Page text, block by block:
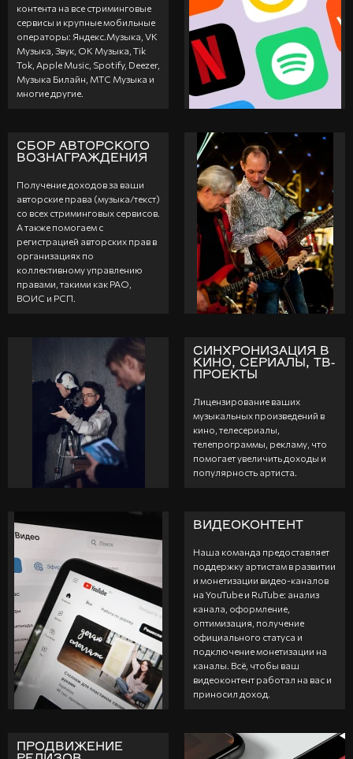
контента на все стриминговые
сервисы и крупные мобильные
операторы: Яндекс.Музыка, VK
Музыка, Звук, ОК Музыка, Tik
Tok, Apple Music, Spotify, Deezer,
Музыка Билайн, МТС Музыка и
многие другие.
СБОР АВТОРСКОГО
ВОЗНАГРАЖДЕНИЯ
Получение доходов за ваши
авторские права (музыка/текст)
со всех стриминговых сервисов.
А также помогаем с
регистрацией авторских прав в
организациях по
коллективному управлению
правами, такими как РАО,
ВОИС и РСП.
СИНХРОНИЗАЦИЯ В
КИНО, СЕРИАЛЫ, ТВ-
ПРОЕКТЫ
Лицензирование ваших
музыкальных произведений в
кино, телесериалы,
телепрограммы, рекламу, что
помогает увеличить доходы и
популярность артиста.
ВИДЕОКОНТЕНТ
Наша команда предоставляет
поддержку артистам в развитии
и монетизации видео-каналов
на YouTube и RuTube: анализ
канала, оформление,
оптимизация, получение
официального статуса и
подключение монетизации на
каналы. Всё, чтобы ваш
видеоконтент работал на вас и
приносил доход.
ПРОДВИЖЕНИЕ